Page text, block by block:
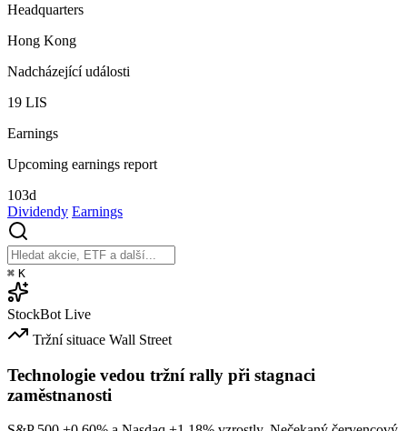
Headquarters
Hong Kong
Nadcházející události
19 LIS
Earnings
Upcoming earnings report
103d
Dividendy Earnings
⌘ K
StockBot Live
Tržní situace Wall Street
Technologie vedou tržní rally při stagnaci
zaměstnanosti